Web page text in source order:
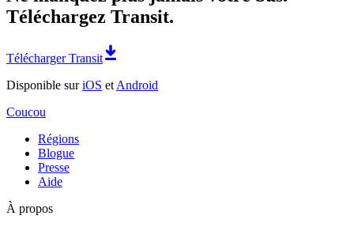
Téléchargez Transit.
Télécharger Transit
Disponible suriOS et Android
Coucou
Régions
Blogue
Presse
Aide
À propos